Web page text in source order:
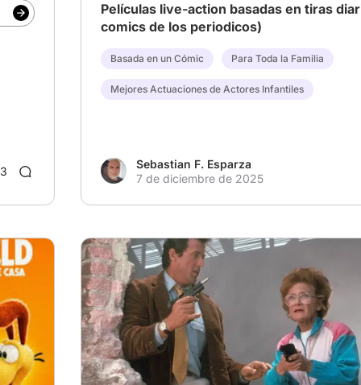
3
Películas live-action basadas en tiras
comics de los periodicos)
Basada en un Cómic Para Toda la Familia
Mejores Actuaciones de Actores Infantiles
Sebastian F. Esparza
7 de diciembre de 2025
# Otros